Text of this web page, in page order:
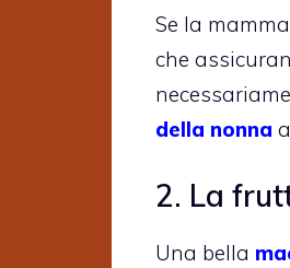
Se la
che
della nonna
2. La
Una bella